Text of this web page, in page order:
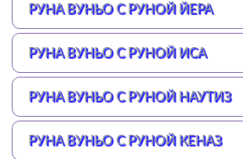
РУНА ВУНЬО С РУНОЙ ЙЕРА
РУНА ВУНЬО С РУНОЙ ИСА
РУНА ВУНЬО С РУНОЙ НАУТИЗ
РУНА ВУНЬО С РУНОЙ КЕНАЗ